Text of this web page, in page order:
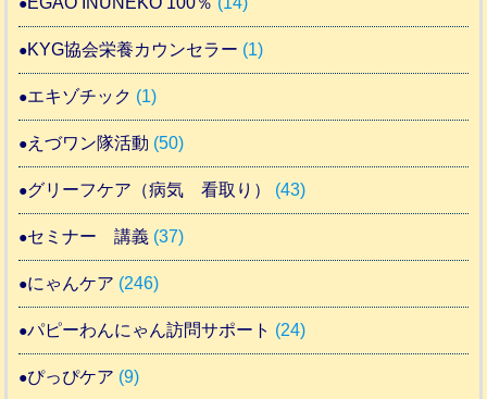
KYG協会栄養カウンセラー (1)
エキゾチック (1)
えづワン隊活動 (50)
グリーフケア（病気 看取り） (43)
セミナー 講義 (37)
にゃんケア (246)
パピーわんにゃん訪問サポート (24)
ぴっぴケア (9)